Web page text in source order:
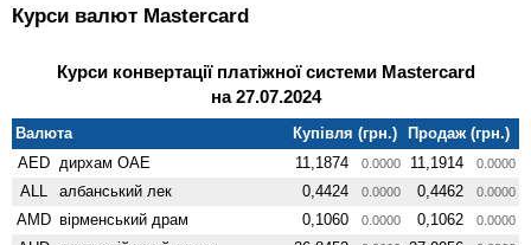
Курси валют Mastercard
Курси конвертації платіжної системи Mastercard
на 27.07.2024
Валюта Купівля (грн.)
Продаж (грн.)
AED дирхам ОАЕ 11,1874 0.0000 11,1914 0.0000
ALL албанський лек 0,4424 0.0000 0,4462 0.0000
AMD вiрменський драм 0,1060 0.0000 0,1062 0.0000